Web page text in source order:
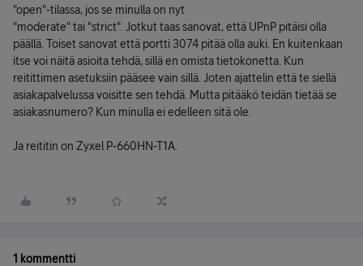
"open"-tilassa, jos se minulla on nyt
"moderate" tai "strict". Jotkut taas sanovat, että UPnP pitäisi olla
päällä. Toiset sanovat että portti 3074 pitää olla auki. En kuitenkaan
itse voi näitä asioita tehdä, sillä en omista tietokonetta. Kun
reitittimen asetuksiin pääsee vain sillä. Joten ajattelin että te siellä
asiakapalvelussa voisitte sen tehdä. Mutta pitääkö teidän tietää se
asiakasnumero? Kun minulla ei edelleen sitä ole.
Ja reititin on Zyxel P-660HN-T1A.
1 kommentti